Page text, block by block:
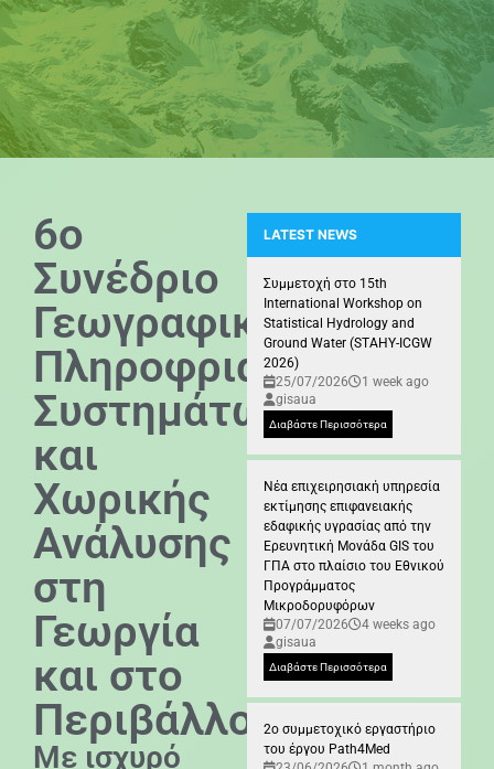
6ο
Συνέδριο
Γεωγραφικών
Πληροφριακών
Συστημάτων
και
Χωρικής
Ανάλυσης
στη
Γεωργία
και στο
Περιβάλλον
Με ισχυρό
LATEST NEWS
ΝΕΜΕΑ: Στυγμιότυπα από
Συμμετοχή στο 15th
International Workshop on
Statistical Hydrology and
Ground Water (STAHY-ICGW
2026)
25/07/2026
1 week ago
gisaua
Διαβάστε Περισσότερα
Νέα επιχειρησιακή υπηρεσία
εκτίμησης επιφανειακής
εδαφικής υγρασίας από την
Ερευνητική Μονάδα GIS του
ΓΠΑ στο πλαίσιο του Εθνικού
Προγράμματος
Μικροδορυφόρων
07/07/2026
4 weeks ago
gisaua
Διαβάστε Περισσότερα
2ο συμμετοχικό εργαστήριο
του έργου Path4Med